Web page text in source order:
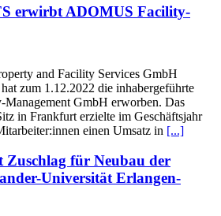
erwirbt ADOMUS Facility-
and Facility Services GmbH
zum 1.12.2022 die inhabergeführte
GmbH erworben. Das
in Frankfurt erzielte im Geschäftsjahr
einen Umsatz in [...]
Zuschlag für Neubau der
Universität Erlangen-